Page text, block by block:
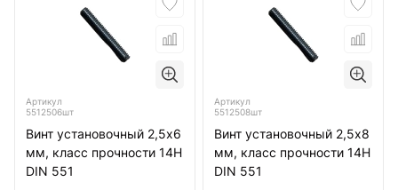
Артикул
5512506шт
Винт установочный 2,5х6
мм, класс прочности 14Н
DIN 551
Артикул
5512508шт
Винт установочный 2,5х8
мм, класс прочности 14Н
DIN 551